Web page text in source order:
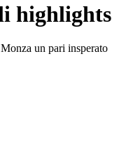
highlights
un pari insperato